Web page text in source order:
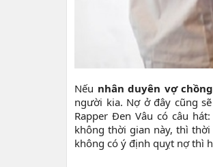
Nếu nhân duyên vợ chồng
người kia. Nợ ở đây cũng
Rapper Đen Vâu có câu
không thời gian này, thì
không có ý định quỵt nợ thì